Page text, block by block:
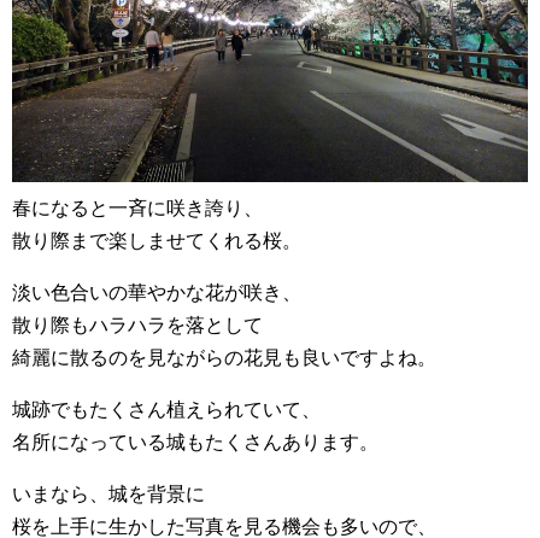
春になると一斉に咲き誇り、
散り際まで楽しませてくれる桜。
淡い色合いの華やかな花が咲き、
散り際もハラハラを落として
綺麗に散るのを見ながらの花見も良いですよね。
城跡でもたくさん植えられていて、
名所になっている城もたくさんあります。
いまなら、城を背景に
桜を上手に生かした写真を見る機会も多いので、